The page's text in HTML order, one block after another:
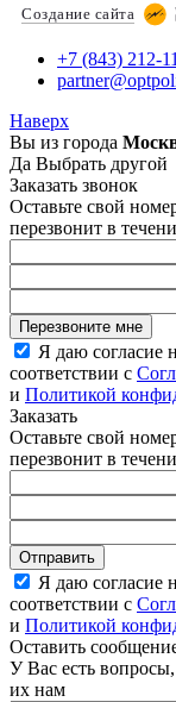
Создание сайта
+7 (843) 212-
Наверх
Вы из города
Да Выбрать другой
Заказать звонок
Оставьте свой
перезвонит в
Перезвоните мне
Я даю согласие
соответствии с
и Политикой
Заказать
Оставьте свой
перезвонит в
Отправить
Я даю согласие
соответствии с
и Политикой
Оставить
У Вас есть
их нам